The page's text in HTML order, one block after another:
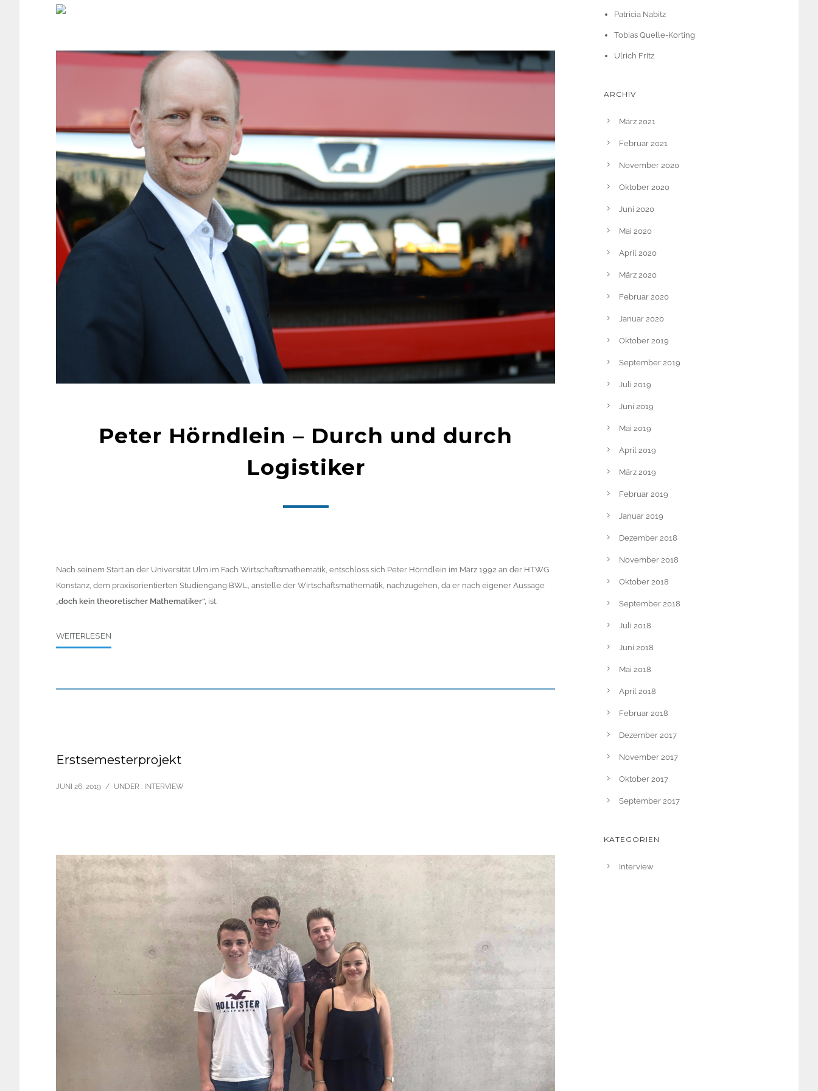
Peter Hörndlein – Durch und durch
Logistiker
Nach seinem Start an der Universität Ulm im Fach Wirtschaftsmathematik, entschloss sich Peter Hörndlein im März 1992 an der HTWG
Konstanz, dem praxisorientierten Studiengang BWL, anstelle der Wirtschaftsmathematik, nachzugehen, da er nach eigener Aussage
„doch kein theoretischer Mathematiker“, ist.
WEITERLESEN
Erstsemesterprojekt
JUNI 26, 2019 / UNDER : INTERVIEW
Patricia Nabitz
Tobias Quelle-Korting
Ulrich Fritz
ARCHIV
März 2021
Februar 2021
November 2020
Oktober 2020
Juni 2020
Mai 2020
April 2020
März 2020
Februar 2020
Januar 2020
Oktober 2019
September 2019
Juli 2019
Juni 2019
Mai 2019
April 2019
März 2019
Februar 2019
Januar 2019
Dezember 2018
November 2018
Oktober 2018
September 2018
Juli 2018
Juni 2018
Mai 2018
April 2018
Februar 2018
Dezember 2017
November 2017
Oktober 2017
September 2017
KATEGORIEN
Interview